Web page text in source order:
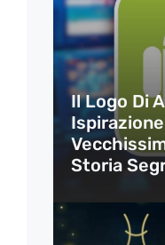
Il Logo Di
Storia